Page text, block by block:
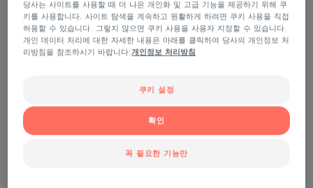
컨트롤에 도움을 주는 세럼
저자극성 향료 무첨가
당사는 사이트를 사용할 때 더 나은 개인화 및 고급 기능을 제공하기 위해 쿠
키를 사용합니다. 사이트 탐색을 계속하고 원활하게 하려면 쿠키 사용을 직접
허용할 수 있습니다. 그렇지 않으면 쿠키 사용을 사용자 지정할 수 있습니다.
개인 데이터 처리에 대한 자세한 내용은 아래를 클릭하여 당사의 개인정보 처
리방침을 참조하시기 바랍니다:개인정보 처리방침
쿠키 설정
꼭 필요한 기능만
확인